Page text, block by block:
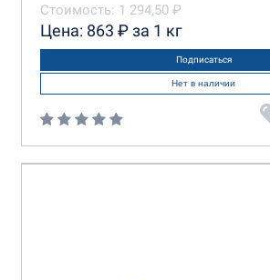
Стоимость: 1 294,50 ₽
Цена: 863 ₽ за 1 кг
Подписаться
Нет в наличии